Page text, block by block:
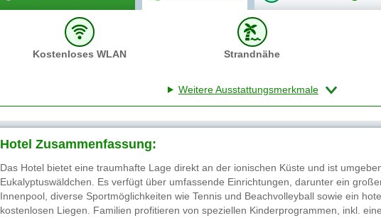
Kostenloses WLAN Strandnähe
Weitere Ausstattungsmerkmale
Hotel Zusammenfassung:
Das Hotel bietet eine traumhafte Lage direkt an der ionischen Küste und ist
Eukalyptuswäldchen. Es verfügt über umfassende Einrichtungen, darunter ein
Innenpool, diverse Sportmöglichkeiten wie Tennis und Beachvolleyball sowie ein
kostenlosen Liegen. Familien profitieren von speziellen Kinderprogrammen, inkl.